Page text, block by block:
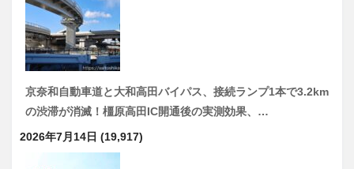
京奈和自動車道と大和高田バイパス、接続ランプ1本で3.2km
の渋滞が消滅！橿原高田IC開通後の実測効果、…
2026年7月14日 (19,917)